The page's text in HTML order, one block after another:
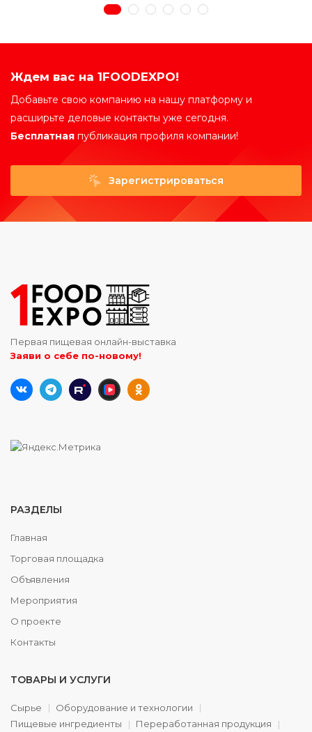
Ждем вас на 1FOODEXPO!
Добавьте свою компанию на нашу платформу и
расширьте деловые контакты уже сегодня.
Бесплатная публикация профиля компании!
Зарегистрироваться
Первая пищевая онлайн-выставка
Заяви о себе по-новому!
РАЗДЕЛЫ
Главная
Торговая площадка
Объявления
Мероприятия
О проекте
Контакты
ТОВАРЫ И УСЛУГИ
Сырье
Оборудование и технологии
Пищевые ингредиенты
Переработанная продукция